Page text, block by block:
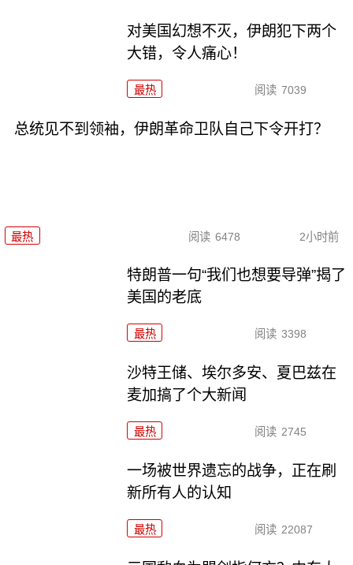
对美国幻想不灭，伊朗犯下两个
大错，令人痛心！
最热 阅读 7039
总统见不到领袖，伊朗革命卫队自己下令开打？
最热 阅读 6478 2小时前
特朗普一句“我们也想要导弹”揭了
美国的老底
最热 阅读 3398
沙特王储、埃尔多安、夏巴兹在
麦加搞了个大新闻
最热 阅读 2745
一场被世界遗忘的战争，正在刷
新所有人的认知
最热 阅读 22087